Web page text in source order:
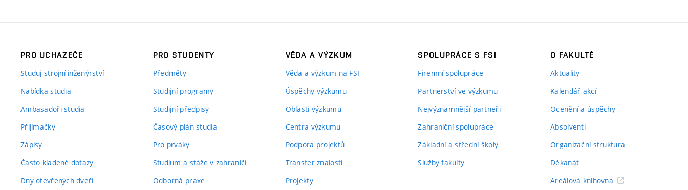
PRO UCHAZEČE
Studuj strojní inženýrství
Nabídka studia
Ambasadoři studia
Přijímačky
Zápisy
Často kladené dotazy
Dny otevřených dveří
PRO STUDENTY
Předměty
Studijní programy
Studijní předpisy
Časový plán studia
Pro prváky
Studium a stáže v zahraničí
Odborná praxe
VĚDA A VÝZKUM
Věda a výzkum na FSI
Úspěchy výzkumu
Oblasti výzkumu
Centra výzkumu
Podpora projektů
Transfer znalostí
Projekty
SPOLUPRÁCE S FSI
Firemní spolupráce
Partnerství ve výzkumu
Nejvýznamnější partneři
Zahraniční spolupráce
Základní a střední školy
Služby fakulty
O FAKULTĚ
Aktuality
Kalendář akcí
Ocenění a úspěchy
Absolventi
Organizační struktura
Děkanát
Areálová knihovna